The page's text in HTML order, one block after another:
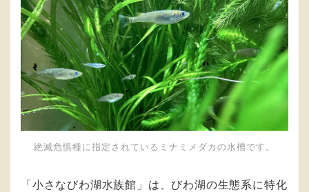
絶滅危惧種に指定されているミナミメダカの水槽です。
「小さなびわ湖水族館」は、びわ湖の生態系に特化